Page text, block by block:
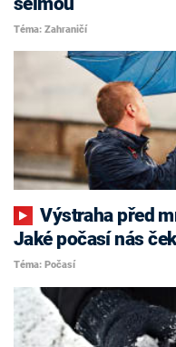
Téma: Zahraničí
Výstraha před mrazem a silným větrem.
Jaké počasí nás
Téma: Počasí